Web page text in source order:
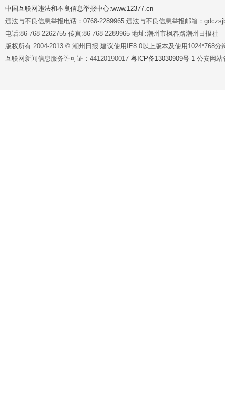
中国互联网违法和不良信息举报中心:www.12377.cn
违法与不良信息举报电话：0768-2289965 违法与不良信息举报邮箱：
电话:86-768-2262755 传真:86-768-2289965 地址:潮州市枫春路潮州日报社
版权所有 2004-2013 © 潮州日报 建议使用IE8.0以上版本及使用1024*768分
互联网新闻信息服务许可证：44120190017 粤ICP备13030909号-1 公安网站